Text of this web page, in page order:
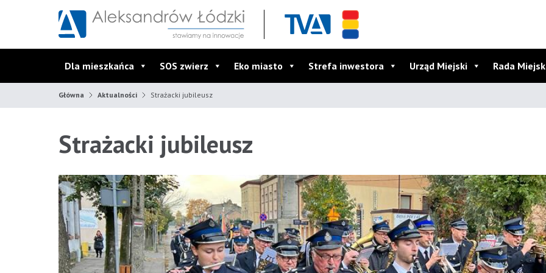
Dla mieszkańca SOS zwierz Eko miasto Strefa inwestora Urząd Miejski Rada
Główna Aktualności Strażacki jubileusz
Strażacki jubileusz